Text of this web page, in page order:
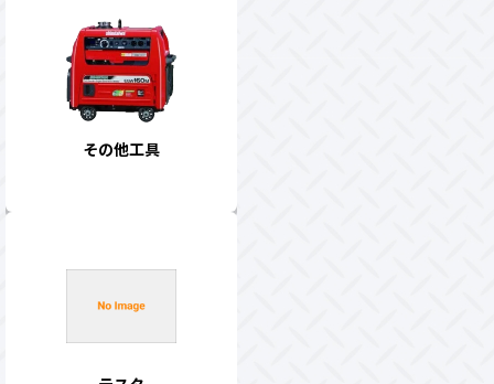
その他工具